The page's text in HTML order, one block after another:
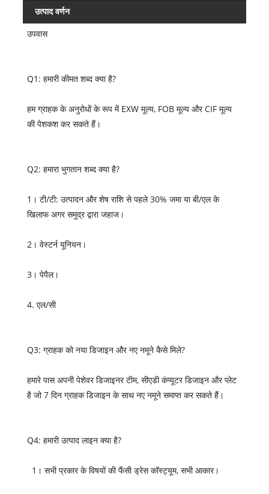
उत्पाद वर्णन
उपवास
Q1: हमारी कीमत शब्द क्या है?
हम ग्राहक के अनुरोधों के रूप में EXW मूल्य, FOB मूल्य और CIF मूल्य
की पेशकश कर सकते हैं।
Q2: हमारा भुगतान शब्द क्या है?
1। टी/टी: उत्पादन और शेष राशि से पहले 30% जमा या बी/एल के
खिलाफ अगर समुद्र द्वारा जहाज।
2। वेस्टर्न यूनियन।
3। पेपैल।
4. एल/सी
Q3: ग्राहक को नया डिजाइन और नए नमूने कैसे मिले?
हमारे पास अपनी पेशेवर डिजाइनर टीम, सीएडी कंप्यूटर डिजाइन और प्लेट
है जो 7 दिन ग्राहक डिजाइन के साथ नए नमूने समाप्त कर सकते हैं।
Q4: हमारी उत्पाद लाइन क्या है?
1। सभी प्रकार के विषयों की फैंसी ड्रेस कॉस्ट्यूम, सभी आकार।